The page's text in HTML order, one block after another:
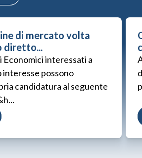
di mercato volta
diretto...
interessati a
interesse possono
candidatura al seguente